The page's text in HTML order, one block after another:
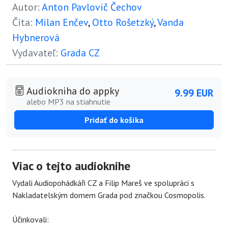
Autor:Anton Pavlovič Čechov
Čita: Milan Enčev,Otto Rošetzký,Vanda
Hybnerová
Vydavateľ: Grada CZ
Audiokniha do appky
alebo MP3 na stiahnutie
9.99 EUR
Pridať do košíka
Viac o tejto audioknihe
Vydali Audiopohádkáři CZ a Filip Mareš ve spolupráci s
Nakladatelským domem Grada pod značkou Cosmopolis.
Účinkovali: